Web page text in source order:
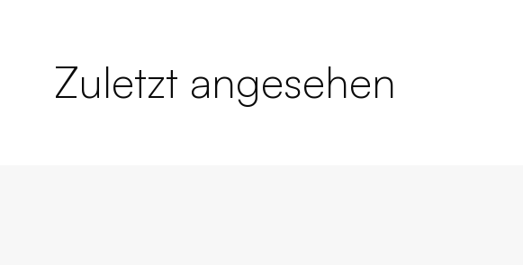
Zuletzt angesehen